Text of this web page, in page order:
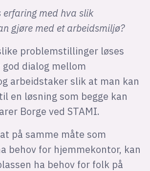
erfaring med hva slik
gjøre med et arbeidsmiljø?
problemstillinger løses
dialog mellom
arbeidstaker slik at man kan
en løsning som begge kan
Borge ved STAMI.
på samme måte som
behov for hjemmekontor, kan
ha behov for folk på